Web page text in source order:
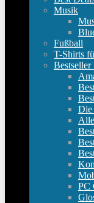
Musik
Fußball
T-Shirts
Bestseller
Die
PC